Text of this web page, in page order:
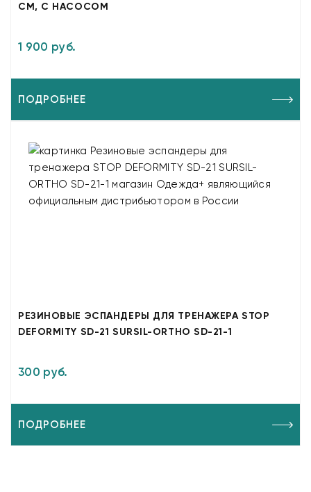
СМ, С НАСОСОМ
1 900 руб.
ПОДРОБНЕЕ
РЕЗИНОВЫЕ ЭСПАНДЕРЫ ДЛЯ ТРЕНАЖЕРА STOP
DEFORMITY SD-21 SURSIL-ORTHO SD-21-1
300 руб.
ПОДРОБНЕЕ